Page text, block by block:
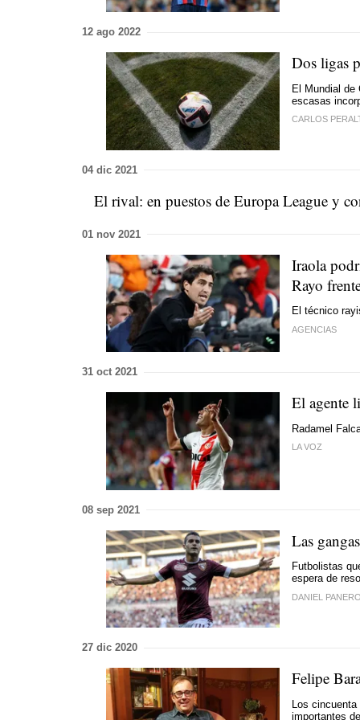
12 ago 2022
Dos ligas
El Mundial de
escasas
CARLOS
04 dic 2021
El rival: en puestos de Europa League y
01 nov 2021
Iraola
Rayo
El técnico
AGENCIAS
31 oct 2021
El agente
Radamel
LA VOZ
08 sep 2021
Las
Futbolistas
espera de
DANIEL
27 dic 2020
Felipe
Los
importantes